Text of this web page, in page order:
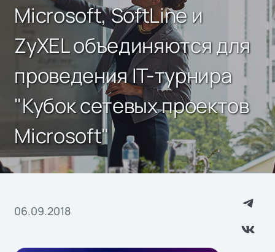
Microsoft, SoftLine и
ZyXEL объединяются для
проведения IT-турнира
"Кубок сетевых проектов
Microsoft"
06.09.2018